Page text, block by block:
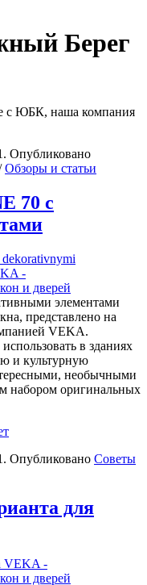
Берег
с ЮБК, наша компания
. Опубликовано
Обзоры и статьи
70 с
элементами
представлено на
VEKA.
в зданиях
и культурную
необычными
набором оригинальных
. Опубликовано Советы
для